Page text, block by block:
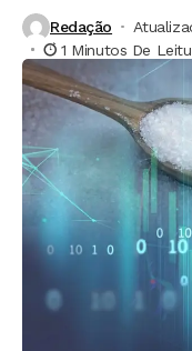
Redação
1 Minutos De